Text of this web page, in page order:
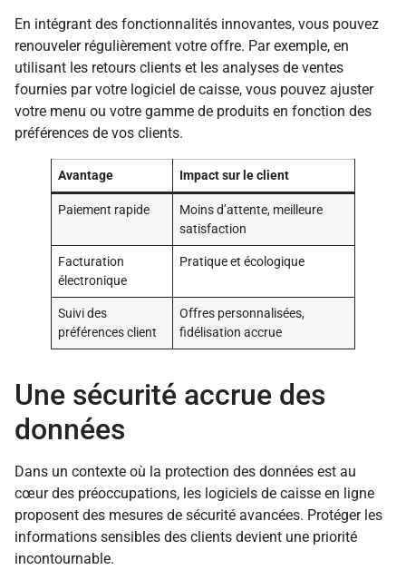
En intégrant des fonctionnalités innovantes, vous pouvez
renouveler régulièrement votre offre. Par exemple, en
utilisant les retours clients et les analyses de ventes
fournies par votre logiciel de caisse, vous pouvez ajuster
votre menu ou votre gamme de produits en fonction des
préférences de vos clients.
Avantage Impact sur le client
Paiement rapide
Moins d’attente, meilleure
satisfaction
Facturation
électronique
Pratique et écologique
Suivi des
préférences client
Offres personnalisées,
fidélisation accrue
Une sécurité accrue des
données
Dans un contexte où la protection des données est au
cœur des préoccupations, les logiciels de caisse en ligne
proposent des mesures de sécurité avancées. Protéger les
informations sensibles des clients devient une priorité
incontournable.